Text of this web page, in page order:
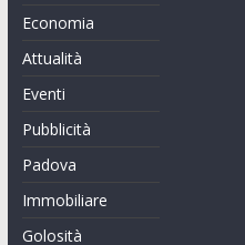
Economia
Attualità
Eventi
Pubblicità
Padova
Immobiliare
Golosità